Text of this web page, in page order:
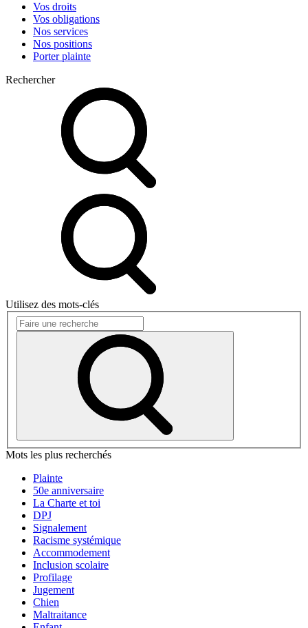
Vos droits
Vos obligations
Nos services
Nos positions
Porter plainte
Rechercher
Utilisez des mots-clés
Mots les plus recherchés
Plainte
50e anniversaire
La Charte et toi
DPJ
Signalement
Racisme systémique
Accommodement
Inclusion scolaire
Profilage
Jugement
Chien
Maltraitance